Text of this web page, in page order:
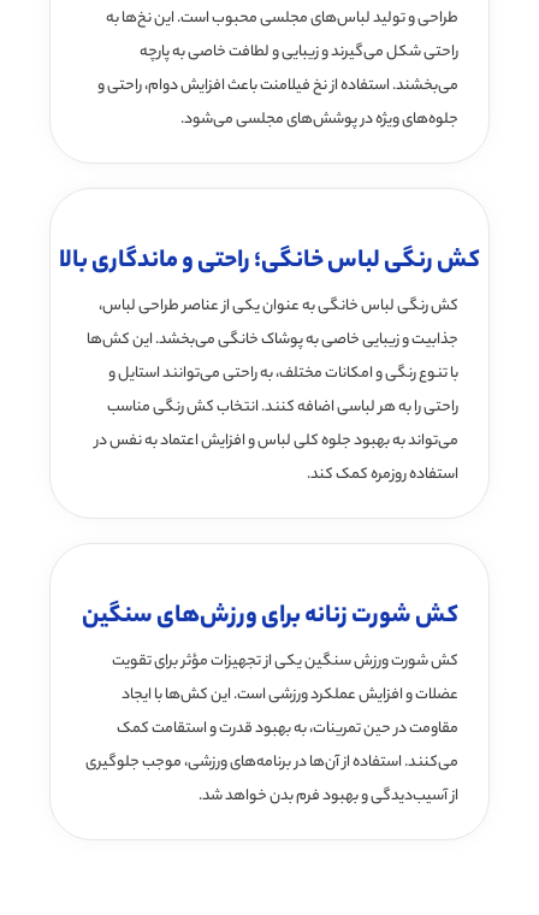
طراحی و تولید لباس‌های مجلسی محبوب است. این نخ‌ها به
راحتی شکل می‌گیرند و زیبایی و لطافت خاصی به پارچه
می‌بخشند. استفاده از نخ فیلامنت باعث افزایش دوام، راحتی و
جلوه‌های ویژه در پوشش‌های مجلسی می‌شود.
کش رنگی لباس خانگی؛ راحتی و ماندگاری بالا
کش رنگی لباس خانگی به عنوان یکی از عناصر طراحی لباس،
جذابیت و زیبایی خاصی به پوشاک خانگی می‌بخشد. این کش‌ها
با تنوع رنگی و امکانات مختلف، به راحتی می‌توانند استایل و
راحتی را به هر لباسی اضافه کنند. انتخاب کش رنگی مناسب
می‌تواند به بهبود جلوه کلی لباس و افزایش اعتماد به نفس در
استفاده روزمره کمک کند.
کش شورت زنانه برای ورزش‌های سنگین
کش شورت ورزش سنگین یکی از تجهیزات مؤثر برای تقویت
عضلات و افزایش عملکرد ورزشی است. این کش‌ها با ایجاد
مقاومت در حین تمرینات، به بهبود قدرت و استقامت کمک
می‌کنند. استفاده از آن‌ها در برنامه‌های ورزشی، موجب جلوگیری
از آسیب‌دیدگی و بهبود فرم بدن خواهد شد.